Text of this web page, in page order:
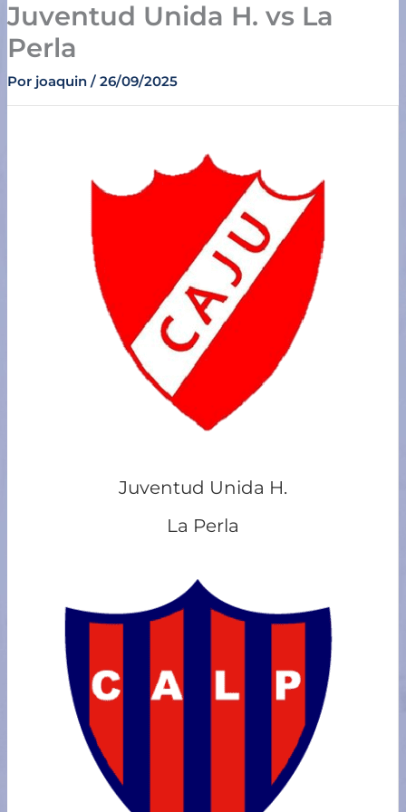
Ir
contenido
Juventud Unida H. vs La
Perla
Por joaquin / 26/09/2025
Juventud Unida H.
La Perla